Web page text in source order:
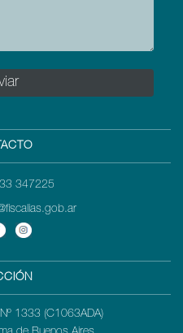
347225
1333 (C1063ADA)